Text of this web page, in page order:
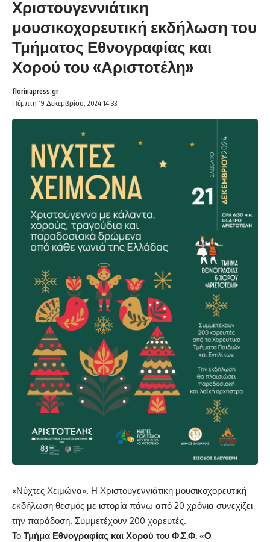
Χριστουγεννιάτικη
μουσικοχορευτική εκδήλωση του
Τμήματος Εθνογραφίας και
Χορού του «Αριστοτέλη»
Πέμπτη 19 Δεκεμβρίου, 2024 14:33
florinapress.gr
«Νύχτες Χειμώνα». Η Χριστουγεννιάτικη μουσικοχορευτική
εκδήλωση θεσμός με ιστορία πάνω από 20 χρόνια συνεχίζει
την παράδοση. Συμμετέχουν 200 χορευτές.
Το Τμήμα Εθνογραφίας και Χορού του Φ.Σ.Φ. «Ο